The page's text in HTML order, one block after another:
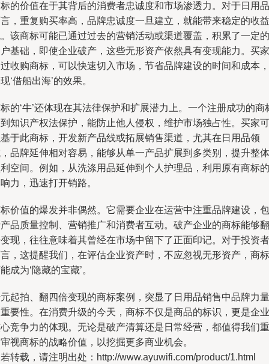
的价值在于其背后的消费者忠诚度和市场渗透力。对于日用品
，重复购买率高，品牌忠诚度一旦建立，就能带来稳定的收益
该商标可能已通过过去的营销活动或渠道覆盖，积累了一定的
基础，即使企业破产，这些无形资产依然具有变现能力。买家
收购商标，可以快速切入市场，节省品牌建设的时间和成本，
‘借船出海’的效果。
的‘牛’还体现在其法律保护和扩展潜力上。一个注册成功的商
知识产权法保护，能防止他人侵权，维护市场独占性。买家可
于此商标，开发新产品线或拓展销售渠道，尤其在日用品领
品牌延伸相对容易，能够从单一产品扩展到多类别，提升整体
空间。例如，从洗涤用品延伸到个人护理品，利用原有商标的
力，迅速打开销路。
价值的爆发并非偶然。它需要企业在运营中注重品牌建设，包
品质量控制、营销推广和消费者互动。破产企业的商标能够翻
现，往往意味着其曾经在市场中留下了正面印记。对于投资者
，这提醒我们，在评估企业资产时，不应忽视无形资产，商标
成为‘隐藏的宝藏’。
起拍、翻四倍变现的商标案例，突显了日用品销售中品牌力量
要性。在消费升级的今天，商标不仅是商品的标识，更是企业
竞争力的体现。无论是破产清算还是日常经营，都值得我们重
视商标的战略价值，以挖掘更多商业机会。
转载，请注明出处：http://www.ayuwifi.com/product/1.html